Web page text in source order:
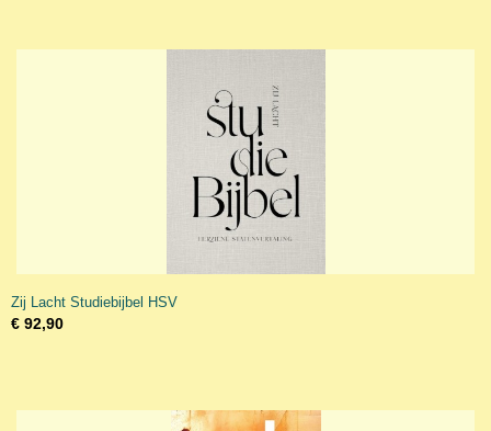
Zij Lacht Studiebijbel HSV
€ 92,90